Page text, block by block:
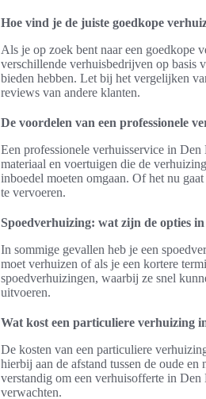
Hoe vind je de juiste goedkope
Als je op zoek bent naar een goedkope
verschillende verhuisbedrijven op basis
bieden hebben. Let bij het vergelijken
reviews van andere klanten.
De voordelen van een professionele
Een professionele verhuisservice in Den
materiaal en voertuigen die de
inboedel moeten omgaan. Of het nu
te vervoeren.
Spoedverhuizing: wat zijn de opties
In sommige gevallen heb je een
moet verhuizen of als je een kortere
spoedverhuizingen, waarbij ze snel
uitvoeren.
Wat kost een particuliere verhuizing
De kosten van een particuliere
hierbij aan de afstand tussen de oude
verstandig om een verhuisofferte in
verwachten.